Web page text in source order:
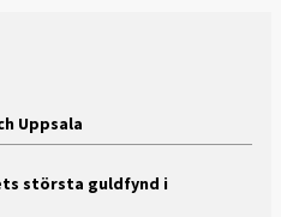
Uppsala
största guldfynd i